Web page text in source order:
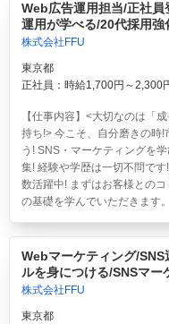
Web広告運用担当/正社員
運用が学べる/20代採用強
株式会社FFU
東京都
正社員：時給1,700円～2,300
【仕事内容】<大切なのは「
持ち!> 今こそ、自分磨きの時
う! SNS・マーケティングを
集! 経験や学歴は一切不問で
数活躍中! まずはお客様との
の基礎を学んでいただきます
Webマーケティング/
ルを身につける/SNSマー
株式会社FFU
東京都